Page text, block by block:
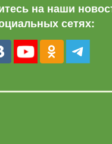
на наши
сетях: